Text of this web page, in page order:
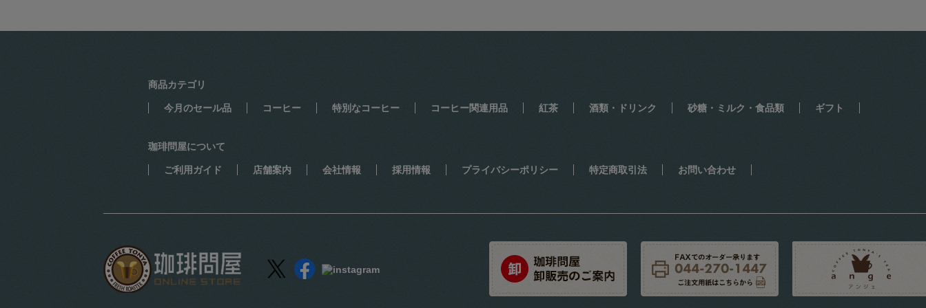
商品カテゴリ
今月のセール品 コーヒー 特別なコーヒー コーヒー関連用品 紅茶 酒類・ドリンク 砂糖・ミルク・食品類 ギフト
珈琲問屋について
ご利用ガイド 店舗案内 会社情報 採用情報 プライバシーポリシー 特定商取引法 お問い合わせ